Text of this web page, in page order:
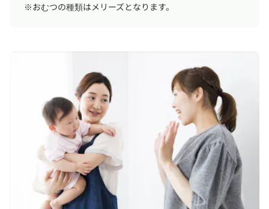
※おむつの種類はメリーズとなります。